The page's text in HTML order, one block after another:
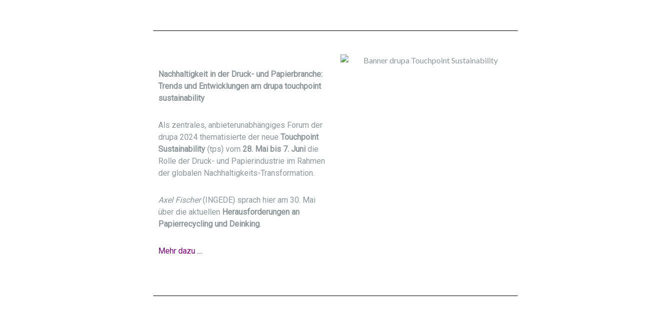
Nachhaltigkeit in der Druck- und Papierbranche:
Trends und Entwicklungen am drupa touchpoint
sustainability
Als zentrales, anbieterunabhängiges Forum der
drupa 2024 thematisierte der neue Touchpoint
Sustainability (tps) vom 28. Mai bis 7. Juni die
Rolle der Druck- und Papierindustrie im Rahmen
der globalen Nachhaltigkeits-Transformation.
Axel Fischer(INGEDE) sprach hier am 30. Mai
über die aktuellen Herausforderungen an
Papierrecycling und Deinking.
Mehr dazu …